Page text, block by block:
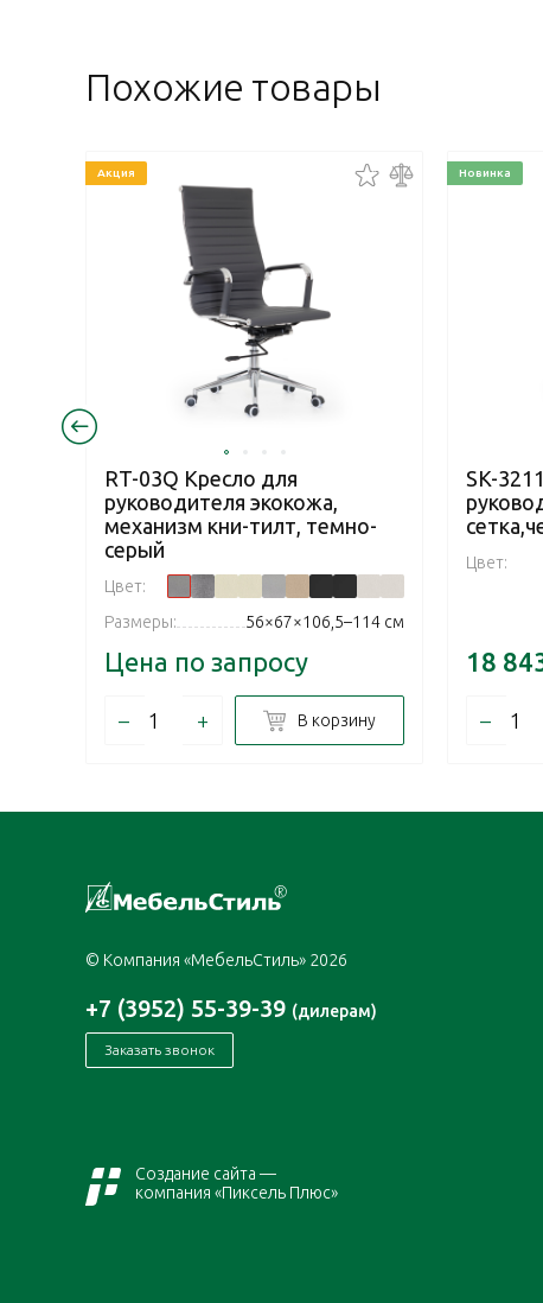
Похожие товары
Акция
RT-03Q Кресло для
руководителя экокожа,
механизм кни-тилт, темно-
серый
Цвет:
Размеры:
56×67×106,5–114 см
Цена по запросу
– + В корзину
Новинка
SK-
Цвет:
18
–
© Компания «МебельСтиль» 2026
+7 (3952) 55-39-39 (дилерам)
Заказать звонок
Создание сайта —
компания «Пиксель Плюс»